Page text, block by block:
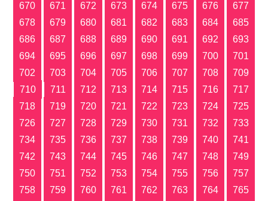
670
671 672 673 674 675 676
677
678
679 680 681 682 683 684
685
686
687 688 689 690 691 692
693
694
695 696 697 698 699 700
701
702
703 704 705 706 707 708
709
710
711 712 713 714 715 716
717
718
719 720 721 722 723 724
725
726
727 728 729 730 731 732
733
734
735 736 737 738 739 740
741
742
743 744 745 746 747 748
749
750
751 752 753 754 755 756
757
758
759 760 761 762 763 764
765